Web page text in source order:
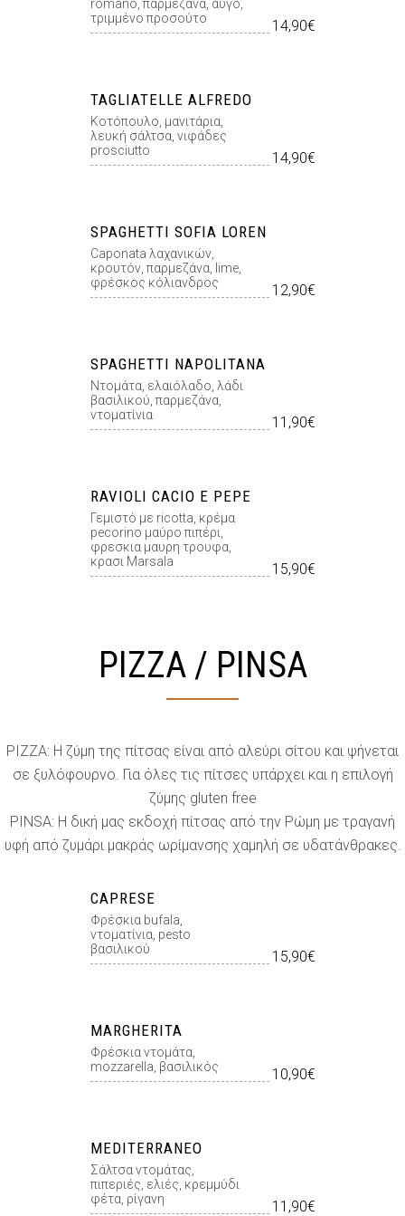
romano, παρμεζάνα, αυγό,
τριμμένο προσούτο
14,90€
TAGLIATELLE ALFREDO
Κοτόπουλο, μανιτάρια,
λευκή σάλτσα, νιφάδες
prosciutto
14,90€
SPAGHETTI SOFIA LOREN
Caponata λαχανικών,
κρουτόν, παρμεζάνα, lime,
φρέσκος κόλιανδρος
12,90€
SPAGHETTI NAPOLITANA
Ντοµάτα, ελαιόλαδο, λάδι
βασιλικού, παρµεζάνα,
ντοµατίνια
11,90€
RAVIOLI CACIO E PEPE
Γεμιστό με ricotta, κρέμα
pecorino μαύρο πιπέρι,
φρεσκια μαυρη τρουφα,
κρασι Marsala
15,90€
PIZZA / PINSA
PIZZA: Η ζύμη της πίτσας είναι από αλεύρι σίτου και ψήνεται
σε ξυλόφουρνο. Για όλες τις πίτσες υπάρχει και η επιλογή
ζύμης gluten free
PINSA: Η δική μας εκδοχή πίτσας από την Ρώμη με τραγανή
υφή από ζυμάρι μακράς ωρίμανσης χαμηλή σε υδατάνθρακες.
CAPRESE
Φρέσκια bufala,
ντοματίνια, pesto
βασιλικού
15,90€
MARGHERITA
Φρέσκια ντομάτα,
mozzarella, βασιλικός
10,90€
MEDITERRANEO
Σάλτσα ντομάτας,
πιπεριές, ελιές, κρεμμύδι
φέτα, ρίγανη
11,90€